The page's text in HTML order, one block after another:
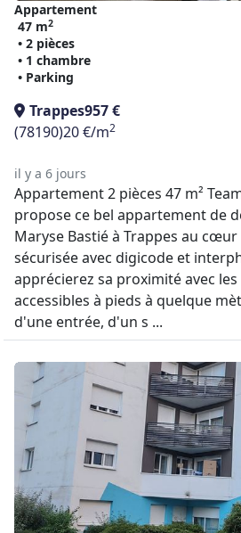
Appartement
47 m2
• 2 pièces
• 1 chambre
• Parking
Trappes957 €
(78190)20 €/m2
il y a 6 jours
Appartement 2 pièces 47 m²
propose ce bel appartement de
Maryse Bastié à Trappes au cœur
sécurisée avec digicode et
apprécierez sa proximité avec
accessibles à pieds à quelque
d'une entrée, d'un s ...